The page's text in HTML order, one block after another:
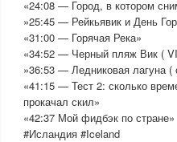
«24:08 — Город, в котором
»25:45 — Рейкьявик и День
«31:00 — Горячая Река»
«34:52 — Черный пляж Вик (
»36:53 — Ледниковая лагуна (
«41:15 — Тест 2: сколько
прокачал скил»
«42:37 Мой фидбэк по стране»
#Исландия #Iceland